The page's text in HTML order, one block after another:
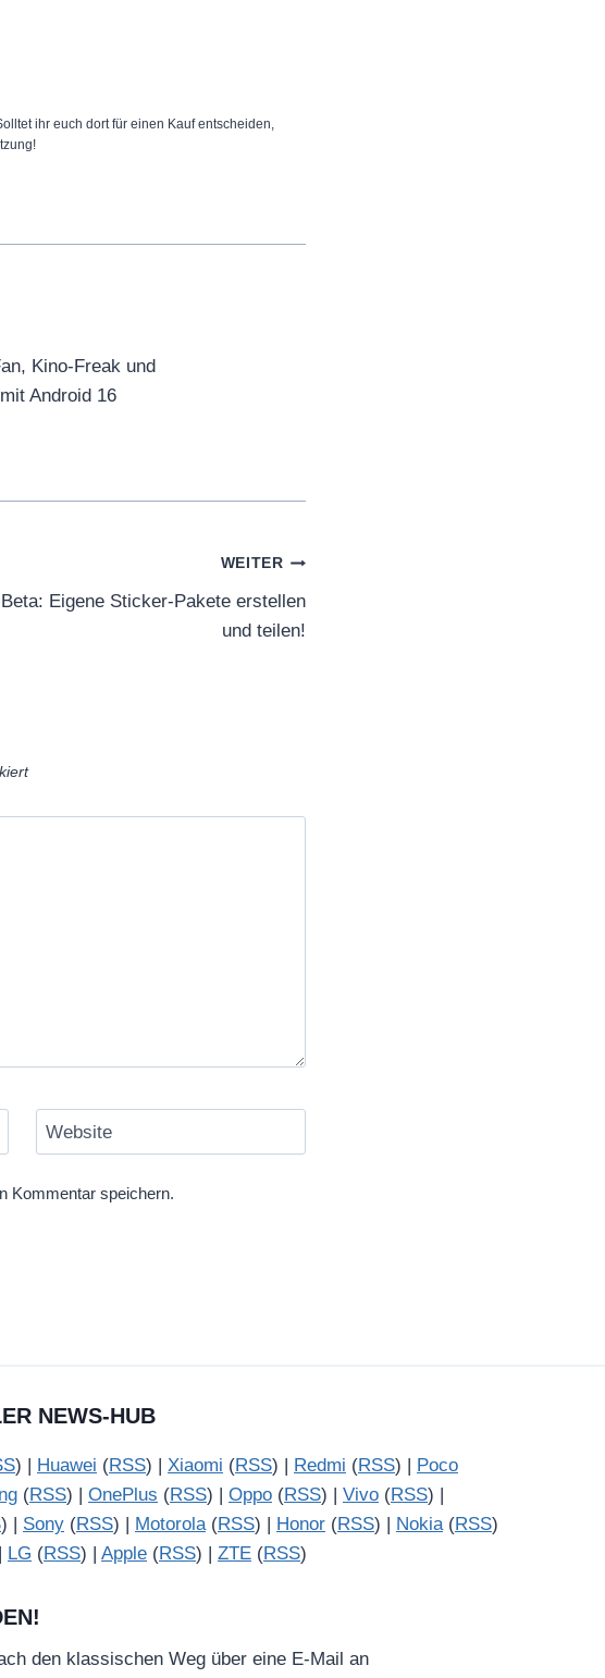
ihr euch dort für einen Kauf entscheiden,
Kino-Freak und
Android 16
WEITER
Eigene Sticker-Pakete erstellen
und teilen!
Website
Kommentar speichern.
NEWS-HUB
) | Huawei (RSS) | Xiaomi (RSS) | Redmi (RSS) | Poco
(RSS) | OnePlus (RSS) | Oppo (RSS) | Vivo (RSS) |
) | Sony (RSS) | Motorola(RSS) | Honor (RSS) | Nokia(RSS)
LG (RSS) | Apple (RSS) | ZTE (RSS)
den klassischen Weg über eine E-Mail an